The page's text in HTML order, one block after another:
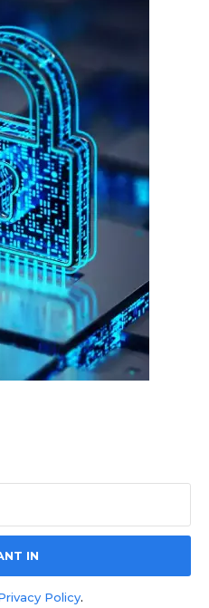
बैंक कर्मचारियों को किया गिरफ्तार
साइबर ठगों को उपलब्ध कराए
थे 20 से 25 हजार
IN
Policy.